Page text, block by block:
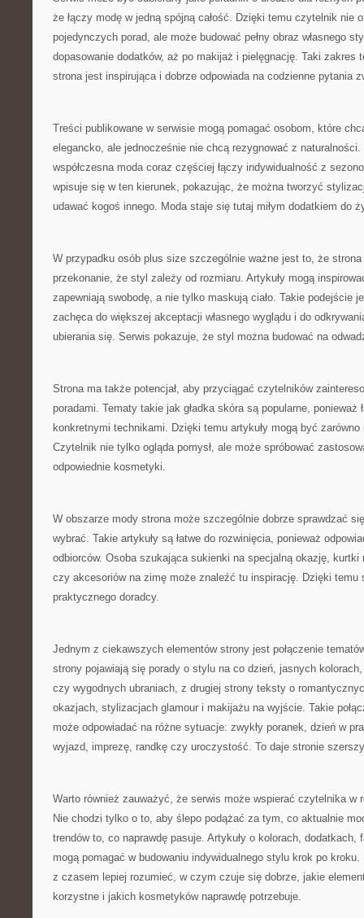
że łączy modę w jedną spójną całość. Dzięki temu czytelnik nie
pojedynczych porad, ale może budować pełny obraz własnego
dopasowanie dodatków, aż po makijaż i pielęgnację. Taki zakres
strona jest inspirująca i dobrze odpowiada na codzienne pytania
Treści publikowane w serwisie mogą pomagać osobom, które
elegancko, ale jednocześnie nie chcą rezygnować z naturalności.
współczesna moda coraz częściej łączy indywidualność z
wpisuje się w ten kierunek, pokazując, że można tworzyć
udawać kogoś innego. Moda staje się tutaj miłym dodatkiem do
W przypadku osób plus size szczególnie ważne jest to, że strona
przekonanie, że styl zależy od rozmiaru. Artykuły mogą
zapewniają swobodę, a nie tylko maskują ciało. Takie podejście
zachęca do większej akceptacji własnego wyglądu i do
ubierania się. Serwis pokazuje, że styl można budować na
Strona ma także potencjał, aby przyciągać czytelników
poradami. Tematy takie jak gładka skóra są popularne, ponieważ
konkretnymi technikami. Dzięki temu artykuły mogą być
Czytelnik nie tylko ogląda pomysł, ale może spróbować
odpowiednie kosmetyki.
W obszarze mody strona może szczególnie dobrze sprawdzać
wybrać. Takie artykuły są łatwe do rozwinięcia, ponieważ
odbiorców. Osoba szukająca sukienki na specjalną okazję, kurtki
czy akcesoriów na zimę może znaleźć tu inspirację. Dzięki temu
praktycznego doradcy.
Jednym z ciekawszych elementów strony jest połączenie
strony pojawiają się porady o stylu na co dzień, jasnych
czy wygodnych ubraniach, z drugiej strony teksty o
okazjach, stylizacjach glamour i makijażu na wyjście. Takie
może odpowiadać na różne sytuacje: zwykły poranek, dzień w
wyjazd, imprezę, randkę czy uroczystość. To daje stronie
Warto również zauważyć, że serwis może wspierać czytelnika w
Nie chodzi tylko o to, aby ślepo podążać za tym, co aktualnie
trendów to, co naprawdę pasuje. Artykuły o kolorach, dodatkach,
mogą pomagać w budowaniu indywidualnego stylu krok po
z czasem lepiej rozumieć, w czym czuje się dobrze, jakie
korzystne i jakich kosmetyków naprawdę potrzebuje.